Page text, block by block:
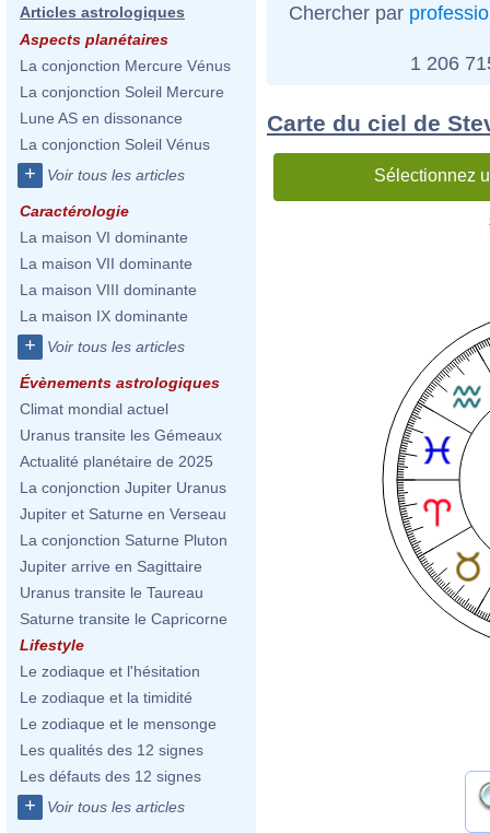
Articles astrologiques
Aspects planétaires
La conjonction Mercure Vénus
La conjonction Soleil Mercure
Lune AS en dissonance
La conjonction Soleil Vénus
+ Voir tous les articles
Caractérologie
La maison VI dominante
La maison VII dominante
La maison VIII dominante
La maison IX dominante
+ Voir tous les articles
Évènements astrologiques
Climat mondial actuel
Uranus transite les Gémeaux
Actualité planétaire de 2025
La conjonction Jupiter Uranus
Jupiter et Saturne en Verseau
La conjonction Saturne Pluton
Jupiter arrive en Sagittaire
Uranus transite le Taureau
Saturne transite le Capricorne
Lifestyle
Le zodiaque et l'hésitation
Le zodiaque et la timidité
Le zodiaque et le mensonge
Les qualités des 12 signes
Les défauts des 12 signes
+ Voir tous les articles
Chercher par
1 206
Carte du ciel de
Sélectionnez